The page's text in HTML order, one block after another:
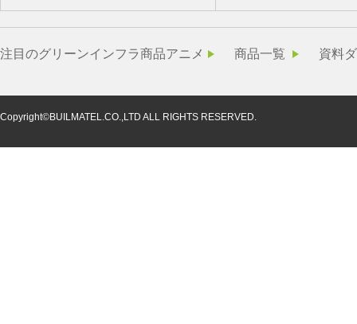
注目のグリーンインフラ商品アニメ 商品一覧 資料
Copyright©BUILMATEL.CO.,LTD ALL RIGHTS RESERVED.